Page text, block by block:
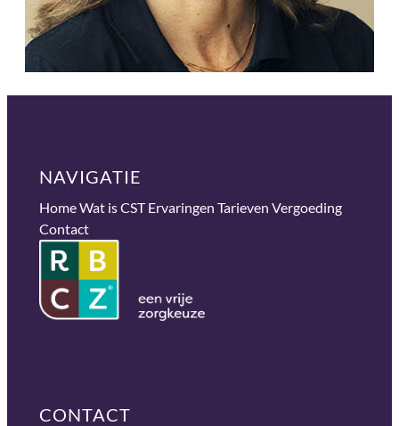
NAVIGATIE
HomeWat is CSTErvaringen Tarieven Vergoeding
Contact
CONTACT